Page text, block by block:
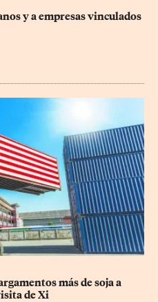
y a empresas vinculados
más de soja a
de Xi